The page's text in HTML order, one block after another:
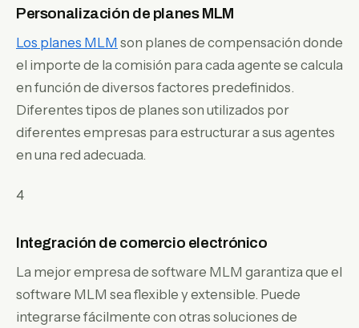
Personalización de planes MLM
Los planes MLM son planes de compensación donde
el importe de la comisión para cada agente se calcula
en función de diversos factores predefinidos.
Diferentes tipos de planes son utilizados por
diferentes empresas para estructurar a sus agentes
en una red adecuada.
4
Integración de comercio electrónico
La mejor empresa de software MLM garantiza que el
software MLM sea flexible y extensible. Puede
integrarse fácilmente con otras soluciones de